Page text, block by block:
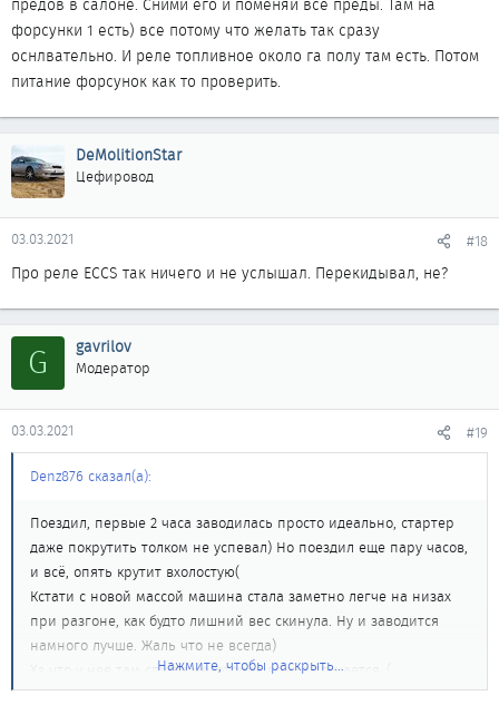
форсунки 1 есть) все потому что желать так сразу
оснлвательно. И реле топливное около га полу там есть. Потом
питание форсунок как то проверить.
DeMolitionStar
Цефировод
03.03.2021 #18
Про реле ECCS так ничего и не услышал. Перекидывал, не?
G gavrilov
Модератор
03.03.2021 #19
Denz876 сказал(а):
Поездил, первые 2 часа заводилась просто идеально, стартер
даже покрутить толком не успевал) Но поездил еще пару часов,
и всё, опять крутит вхолостую(
Кстати с новой массой машина стала заметно легче на низах
при разгоне, как будто лишний вес скинула. Ну и заводится
намного лучше. Жаль что не всегда)
Хз что у нее там спустя некоторое время случается..(
Нажмите, чтобы раскрыть...